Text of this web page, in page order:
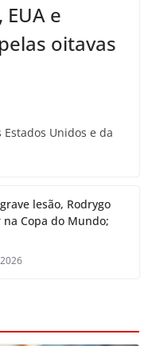
e
oitavas
Unidos e da
lesão, Rodrygo
Copa do Mundo;